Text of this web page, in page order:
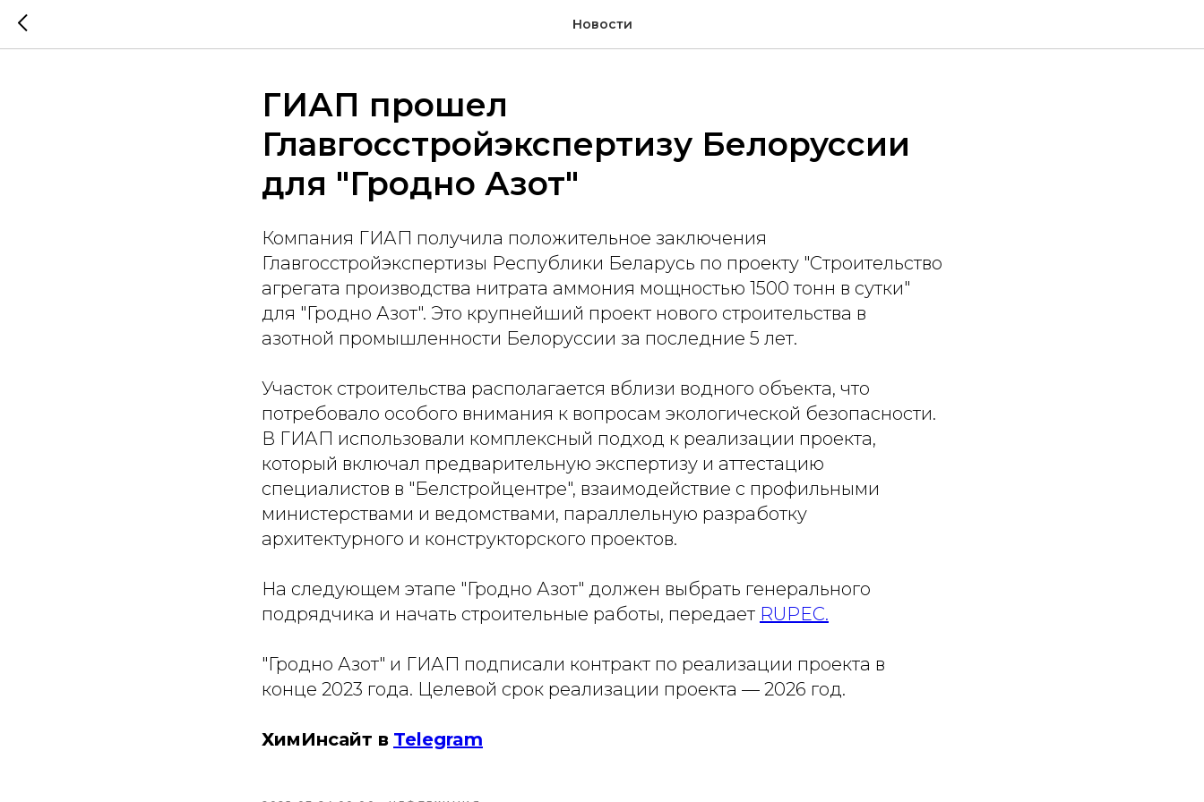
Новости
ГИАП прошел
Главгосстройэкспертизу Белоруссии
для "Гродно Азот"
Компания ГИАП получила положительное заключения
Главгосстройэкспертизы Республики Беларусь по проекту "Строительство
агрегата производства нитрата аммония мощностью 1500 тонн в сутки"
для "Гродно Азот". Это крупнейший проект нового строительства в
азотной промышленности Белоруссии за последние 5 лет.
Участок строительства располагается вблизи водного объекта, что
потребовало особого внимания к вопросам экологической безопасности.
В ГИАП использовали комплексный подход к реализации проекта,
который включал предварительную экспертизу и аттестацию
специалистов в "Белстройцентре", взаимодействие с профильными
министерствами и ведомствами, параллельную разработку
архитектурного и конструкторского проектов.
На следующем этапе "Гродно Азот" должен выбрать генерального
подрядчика и начать строительные работы, передает RUPEC.
"Гродно Азот" и ГИАП подписали контракт по реализации проекта в
конце 2023 года. Целевой срок реализации проекта — 2026 год.
ХимИнсайт в Telegram